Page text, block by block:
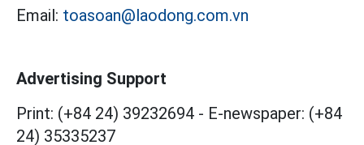
Email: toasoan@laodong.com.vn
Advertising Support
Print: (+84 24) 39232694 - E-newspaper: (+84
24) 35335237